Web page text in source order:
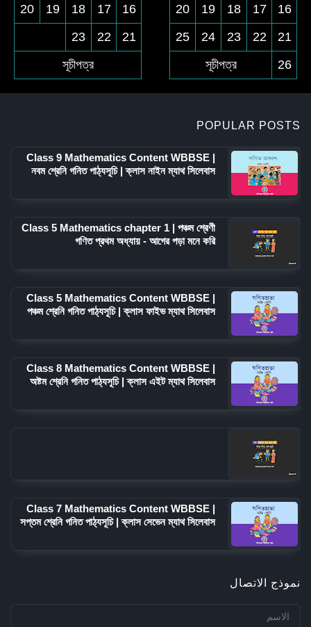
16
17
18
19
20
21
22
23
সূচীপত্র
16
17
18
19
20
21
22
23
24
25
26
সূচীপত্র
POPULAR POSTS
Class 9 Mathematics Content WBBSE |
নবম শ্রেনি গনিত পাঠ্যসূচি | ক্লাস নাইন ম্যাথ সিলেবাস
Class 5 Mathematics chapter 1 | পঞ্চম শ্রেণী
গণিত প্রথম অধ্যায় - আগের পড়া মনে করি
Class 5 Mathematics Content WBBSE |
পঞ্চম শ্রেনি গনিত পাঠ্যসূচি | ক্লাস ফাইভ ম্যাথ সিলেবাস
Class 8 Mathematics Content WBBSE |
অষ্টম শ্রেনি গনিত পাঠ্যসূচি | ক্লাস এইট ম্যাথ সিলেবাস
Class 7 Mathematics Content WBBSE |
সপ্তম শ্রেনি গনিত পাঠ্যসূচি | ক্লাস সেভেন ম্যাথ সিলেবাস
نموذج الاتصال